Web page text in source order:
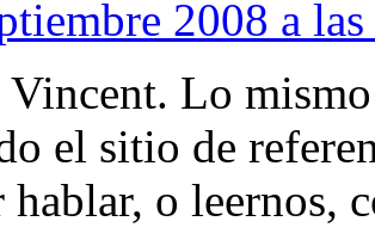
2008 a
Lo
el sitio de
hablar, o